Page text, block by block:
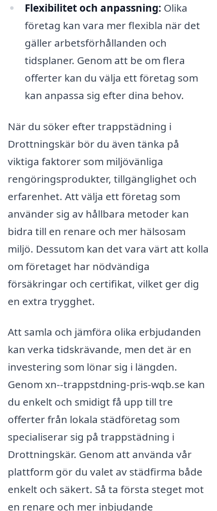
Flexibilitet och anpassning: Olika
företag kan vara mer flexibla när det
gäller arbetsförhållanden och
tidsplaner. Genom att be om flera
offerter kan du välja ett företag som
kan anpassa sig efter dina behov.
När du söker efter trappstädning i
Drottningskär bör du även tänka på
viktiga faktorer som miljövänliga
rengöringsprodukter, tillgänglighet och
erfarenhet. Att välja ett företag som
använder sig av hållbara metoder kan
bidra till en renare och mer hälsosam
miljö. Dessutom kan det vara värt att kolla
om företaget har nödvändiga
försäkringar och certifikat, vilket ger dig
en extra trygghet.
Att samla och jämföra olika erbjudanden
kan verka tidskrävande, men det är en
investering som lönar sig i längden.
Genom xn--trappstdning-pris-wqb.se kan
du enkelt och smidigt få upp till tre
offerter från lokala städföretag som
specialiserar sig på trappstädning i
Drottningskär. Genom att använda vår
plattform gör du valet av städfirma både
enkelt och säkert. Så ta första steget mot
en renare och mer inbjudande